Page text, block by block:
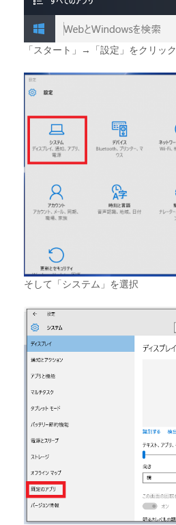
「スタート」→「設定」をクリック
そして「システム」を選択